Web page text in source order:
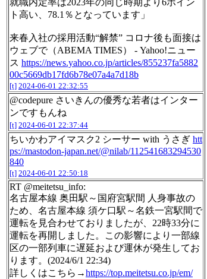
就職内定率は2023年の同じ時期より6ポイン
ト高い、78.1％となっています」
来春入社の採用活動“解禁” コロナ後も面接は
ウェブで（ABEMA TIMES） - Yahoo!ニュー
ス https://news.yahoo.co.jp/articles/855237fa5882
00c5669db17fd6b78e07a4a7d18b
[t] 2024-06-01 22:32:55
@codepure さいきんの優秀な若者はインター
ンですもんね
[t] 2024-06-01 22:37:44
ちいかわアイマスク2 シーサー with うさぎ htt
ps://mastodon-japan.net/@nilab/112541683294530
840
[t] 2024-06-01 22:50:18
RT @meitetsu_info:
名古屋本線 奥田駅～国府宮駅間 人身事故の
ため、名古屋本線 須ケ口駅～名鉄一宮駅間で
運転を見合わせておりましたが、22時33分に
運転を再開しました。この影響により一部線
区の一部列車に遅延および運休が発生してお
ります。(2024/6/1 22:34)
詳しくはこちら→https://top.meitetsu.co.jp/em/